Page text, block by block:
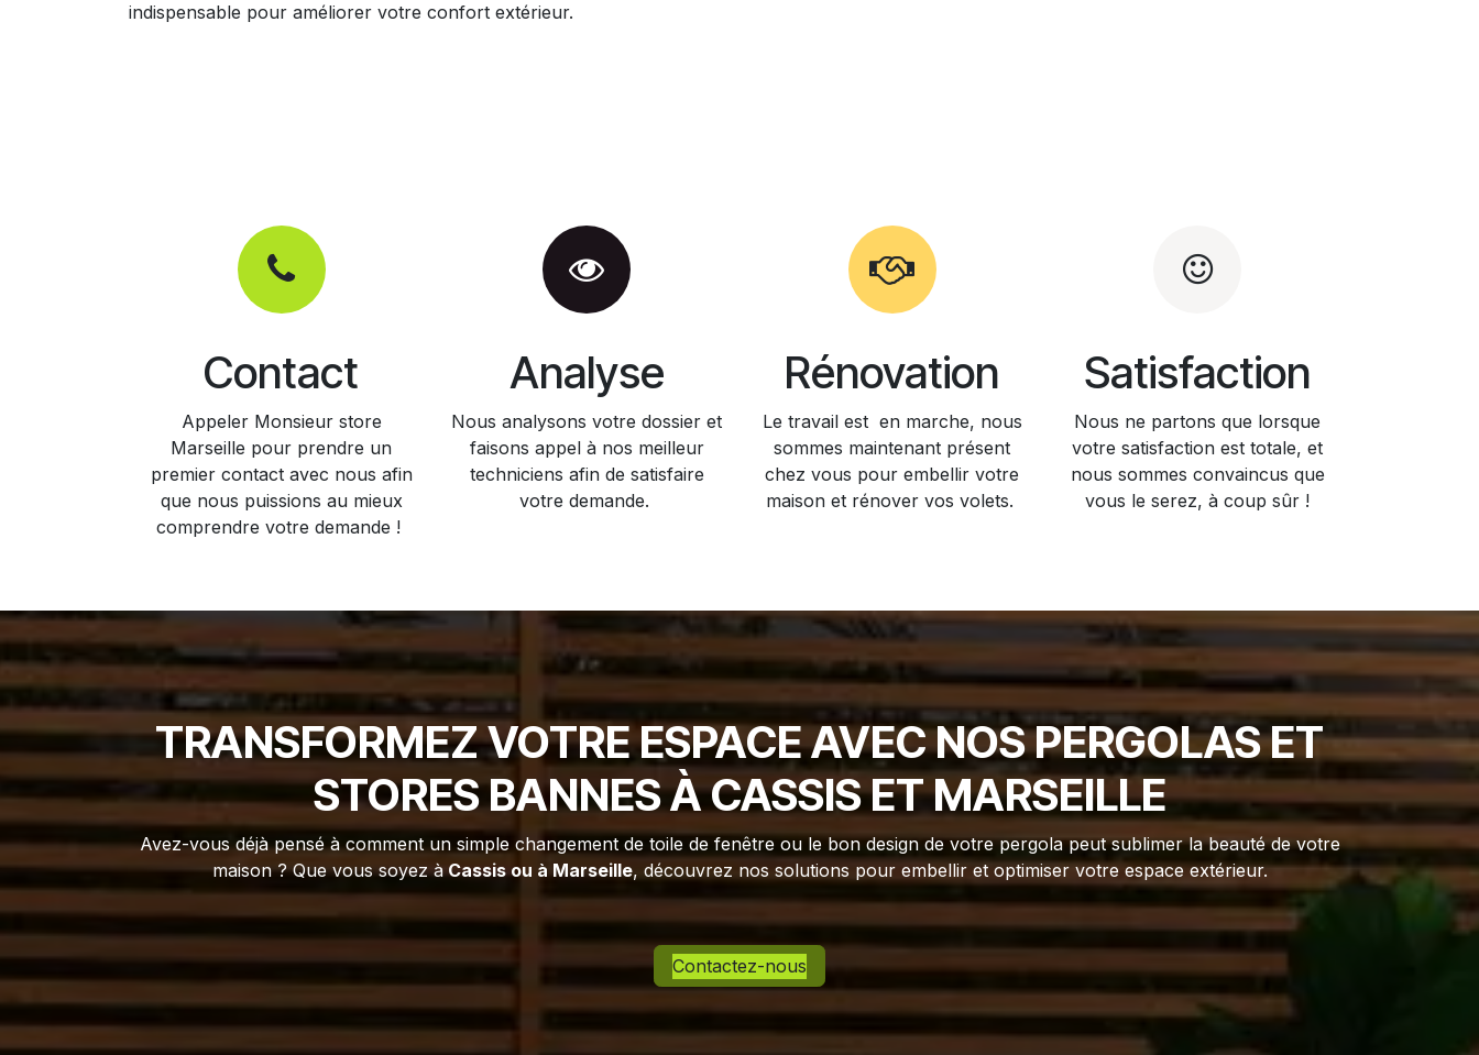
indispensable pour améliorer votre confort extérieur.
Contact
Appeler Monsieur store
Marseille pour prendre un
premier contact avec nous afin
que nous puissions au mieux
comprendre votre demande !
Analyse
Nous analysons votre dossier et
faisons appel à nos meilleur
techniciens afin de satisfaire
votre demande.
Rénovation
Le travail est en marche, nous
sommes maintenant présent
chez vous pour embellir votre
maison et rénover vos volets.
Satisfaction
Nous ne partons que lorsque
votre satisfaction est totale, et
nous sommes convaincus que
vous le serez, à coup sûr !
TRANSFORMEZ VOTRE ESPACE AVEC NOS PERGOLAS ET
STORES BANNES À CASSIS ET MARSEILLE
Avez-vous déjà pensé à comment un simple changement de toile de fenêtre ou le bon design de votre pergola peut sublimer la beauté de votre
maison ? Que vous soyez àCassis ou à Marseille, découvrez nos solutions pour embellir et optimiser votre espace extérieur.
Contactez-nous